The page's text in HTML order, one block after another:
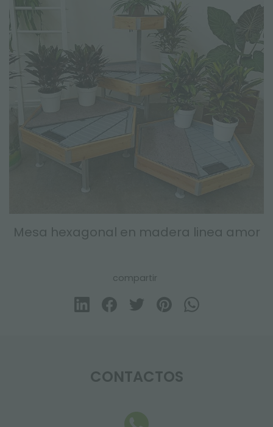
Mesa hexagonal en madera linea amor
compartir
CONTACTOS